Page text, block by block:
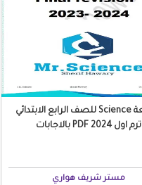
مراجعة Science للصف الرابع الابتدائي
ترم اول 2024 PDF بالاجابات
مستر شريف هواري